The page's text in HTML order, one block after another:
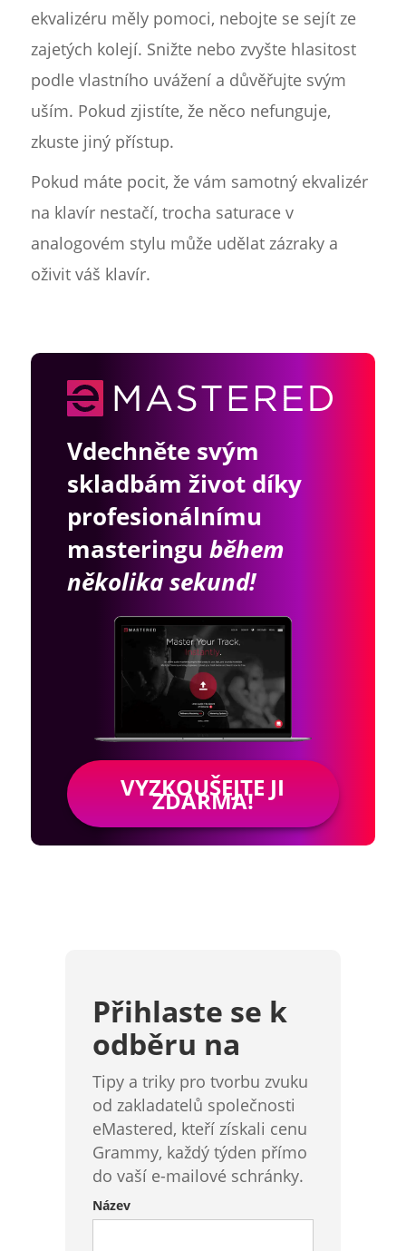
ekvalizéru měly pomoci, nebojte se sejít ze
zajetých kolejí. Snižte nebo zvyšte hlasitost
podle vlastního uvážení a důvěřujte svým
uším. Pokud zjistíte, že něco nefunguje,
zkuste jiný přístup.
Pokud máte pocit, že vám samotný ekvalizér
na klavír nestačí, trocha saturace v
analogovém stylu může udělat zázraky a
oživit váš klavír.
Vdechněte svým
skladbám život díky
profesionálnímu
masteringu během
několika sekund!
VYZKOUŠEJTE JI
ZDARMA!
Přihlaste se k
odběru na
Tipy a triky pro tvorbu zvuku
od zakladatelů společnosti
eMastered, kteří získali cenu
Grammy, každý týden přímo
do vaší e-mailové schránky.
Název